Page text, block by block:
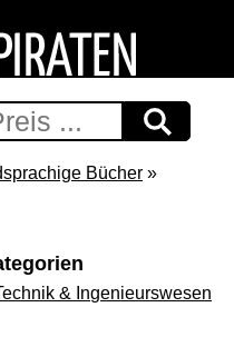
Bücher »
& Ingenieurswesen